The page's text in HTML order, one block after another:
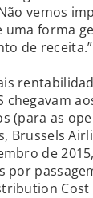
vemos
uma forma
de receita.”
chegavam
(para as
Brussels
de
por
Cost